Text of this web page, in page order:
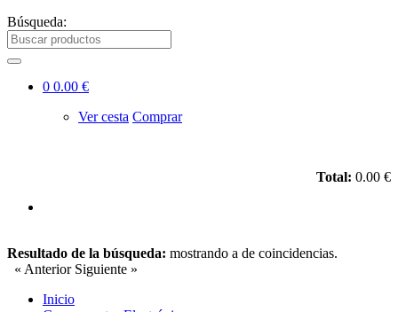
Búsqueda:
0 0.00 €
Ver cesta Comprar
Total: 0.00 €
Resultado de la búsqueda: mostrando a de coincidencias.
« Anterior Siguiente »
Inicio